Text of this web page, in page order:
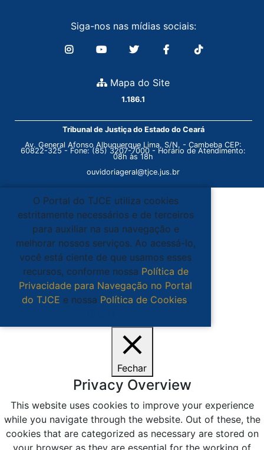
Siga-nos nas mídias sociais:
Mapa do Site
1.186.1
Tribunal de Justiça do Estado do Ceará
Av. General Afonso Albuquerque Lima, S/N. - Cambeba CEP:
60822-325 - Fone: (85) 3207-7000 - Horário de Atendimento:
08h às 18h
ouvidoriageral@tjce.jus.br
O Portal do TJCE utiliza cookies
estritamente necessários e de terceiros
para auxiliar na sua navegação e
melhorar nossos serviços. Ao acessá-lo,
você está ciente de que usamos esses
recursos, conforme nossa Política de
Privacidade para Navegação no Portal
do TJCE e nossa Política de Cookies.
Fechar
Privacy Overview
This website uses cookies to improve your experience
while you navigate through the website. Out of these, the
cookies that are categorized as necessary are stored on